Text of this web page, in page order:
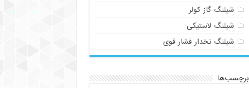
شیلنگ گاز کولر
شیلنگ لاستیکی
شیلنگ نخدار فشار قوی
برچسب‌ها